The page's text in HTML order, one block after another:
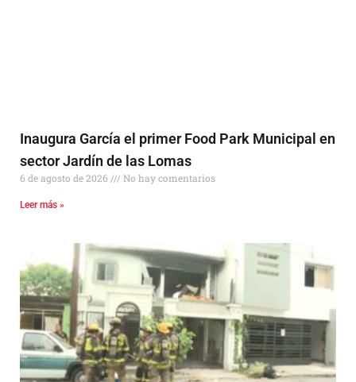
Inaugura García el primer Food Park Municipal en
sector Jardín de las Lomas
6 de agosto de 2026 No hay comentarios
Leer más »